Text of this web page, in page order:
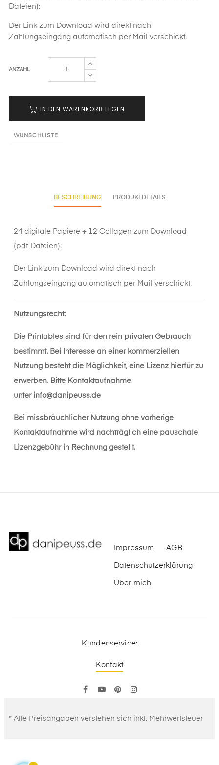
Dateien):
Der Link zum Download wird direkt nach
Zahlungseingang automatisch per Mail verschickt.
ANZAHL
IN DEN WARENKORB LEGEN
WUNSCHLISTE
BESCHREIBUNG PRODUKTDETAILS
24 digitale Papiere + 12 Collagen zum Download
(pdf Dateien):
Der Link zum Download wird direkt nach
Zahlungseingang automatisch per Mail verschickt.
Nutzungsrecht:
Die Printables sind für den rein privaten Gebrauch
bestimmt. Bei Interesse an einer kommerziellen
Nutzung besteht die Möglichkeit, eine Lizenz hierfür zu
erwerben. Bitte Kontaktaufnahme
unter info@danipeuss.de
Bei missbräuchlicher Nutzung ohne vorherige
Kontaktaufnahme wird nachträglich eine pauschale
Lizenzgebühr in Rechnung gestellt.
Impressum AGB
Datenschutzerklärung
Über mich
Kundenservice:
Kontakt
FacebookYouTubePinterest
* Alle Preisangaben verstehen sich inkl. Mehrwertsteuer